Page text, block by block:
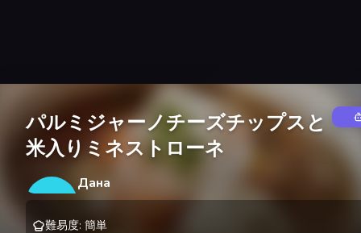
パルミジャーノチーズチップスと
米入りミネストローネ
Д
Дана
難易度: 簡単